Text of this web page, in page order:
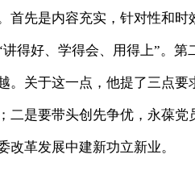
首先是内容充实，针对性和
讲得好、学得会、用得上”。
。关于这一点，他提了三点
二是要带头创先争优，永葆
改革发展中建新功立新业。